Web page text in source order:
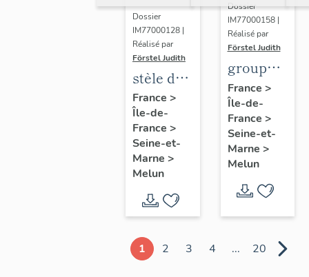
Dossier
IM77000128 |
Réalisé par
Förstel Judith
stèle de
Marguerite
Lamour
France >
Île-de-
France >
Seine-et-
Marne >
Melun
Dossier
IM77000158 |
Réalisé par
Förstel Judith
groupe
des
Trois
Grâces
France >
Île-de-
France >
Seine-et-
Marne >
Melun
1 2 3 4 ... 20